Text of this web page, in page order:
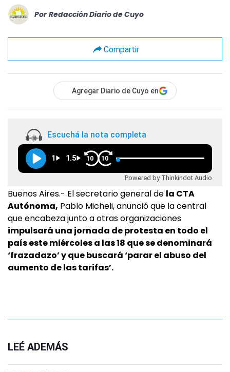
Por Redacción Diario de Cuyo
Compartir
Agregar Diario de Cuyo en
Escuchá la nota completa
1 1.5 10 10
Powered by Thinkindot Audio
Buenos Aires.- El secretario general de la CTA
Autónoma, Pablo Micheli, anunció que la central
que encabeza junto a otras organizaciones
impulsará una jornada de protesta en todo el
país este miércoles a las 18 que se denominará
‘frazadazo’ y que buscará ‘parar el abuso del
aumento de las tarifas’.
LEÉ ADEMÁS